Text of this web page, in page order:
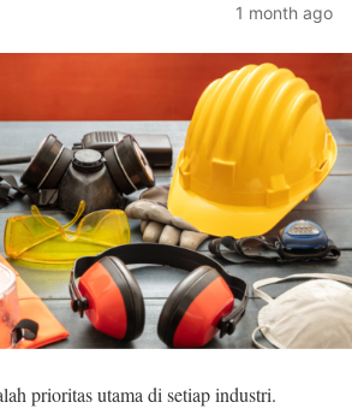
1 month ago
prioritas utama di setiap industri.